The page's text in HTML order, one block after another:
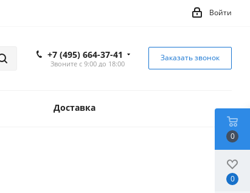
Войти
+7 (495) 664-37-41
Звоните с 9:00 до 18:00
Заказать звонок
Доставка
0
0